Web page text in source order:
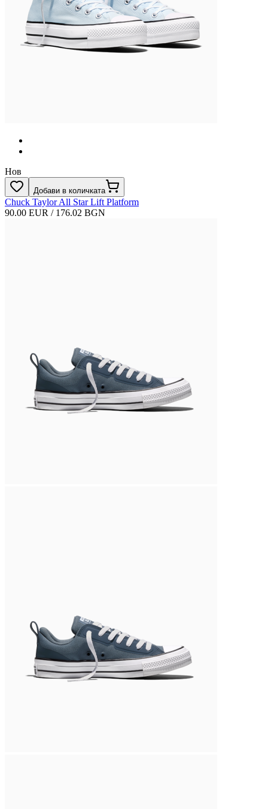
Нов
Добави в количката
Chuck Taylor All Star Lift Platform
90.00 EUR / 176.02 BGN